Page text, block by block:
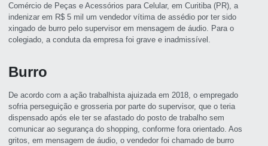
Comércio de Peças e Acessórios para Celular, em Curitiba (PR), a
indenizar em R$ 5 mil um vendedor vítima de assédio por ter sido
xingado de burro pelo supervisor em mensagem de áudio. Para o
colegiado, a conduta da empresa foi grave e inadmissível.
Burro
De acordo com a ação trabalhista ajuizada em 2018, o empregado
sofria perseguição e grosseria por parte do supervisor, que o teria
dispensado após ele ter se afastado do posto de trabalho sem
comunicar ao segurança do shopping, conforme fora orientado. Aos
gritos, em mensagem de áudio, o vendedor foi chamado de burro